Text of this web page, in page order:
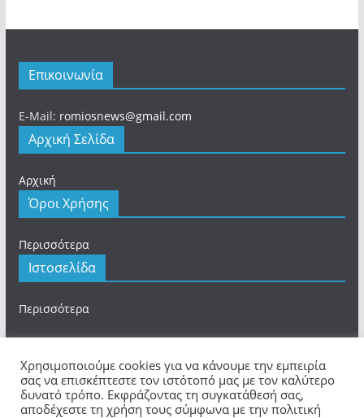
Επικοινωνία
E-Mail: romiosnews@gmail.com
Αρχική Σελίδα
Αρχική
Όροι Χρήσης
Περισσότερα
Ιστοσελίδα
Περισσότερα
Πνευματικά Δικαιώματα © 2026romios.online. Τα
πνευματικά δικαιώματα προστατεύονται.
Χρησιμοποιούμε cookies για να κάνουμε την εμπειρία
σας να επισκέπτεστε τον ιστότοπό μας με τον καλύτερο
δυνατό τρόπο. Εκφράζοντας τη συγκατάθεσή σας,
αποδέχεστε τη χρήση τους σύμφωνα με την πολιτική